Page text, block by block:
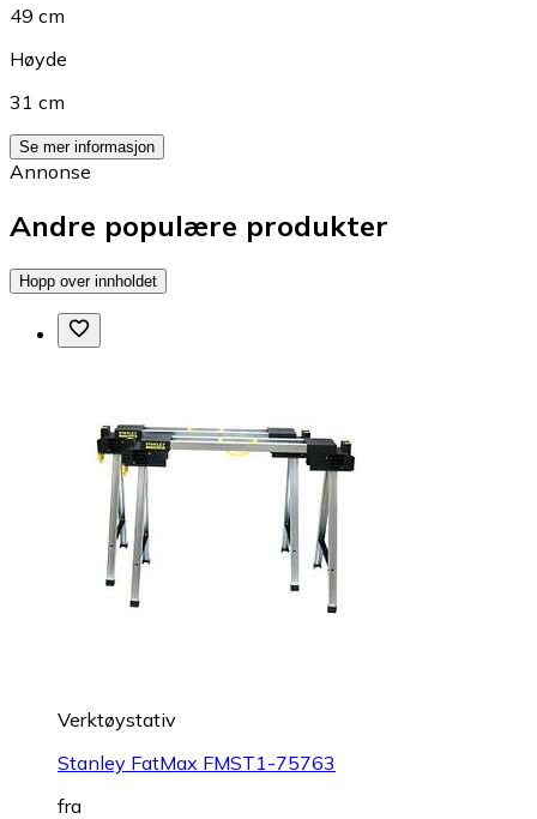
49 cm
Høyde
31 cm
Se mer informasjon
Annonse
Andre populære produkter
Hopp over innholdet
Verktøystativ
Stanley FatMax FMST1-75763
fra